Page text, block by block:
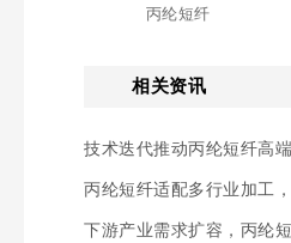
丙纶短纤
相关资讯
技术迭代推动丙纶短纤高
丙纶短纤适配多行业加工
下游产业需求扩容，丙纶